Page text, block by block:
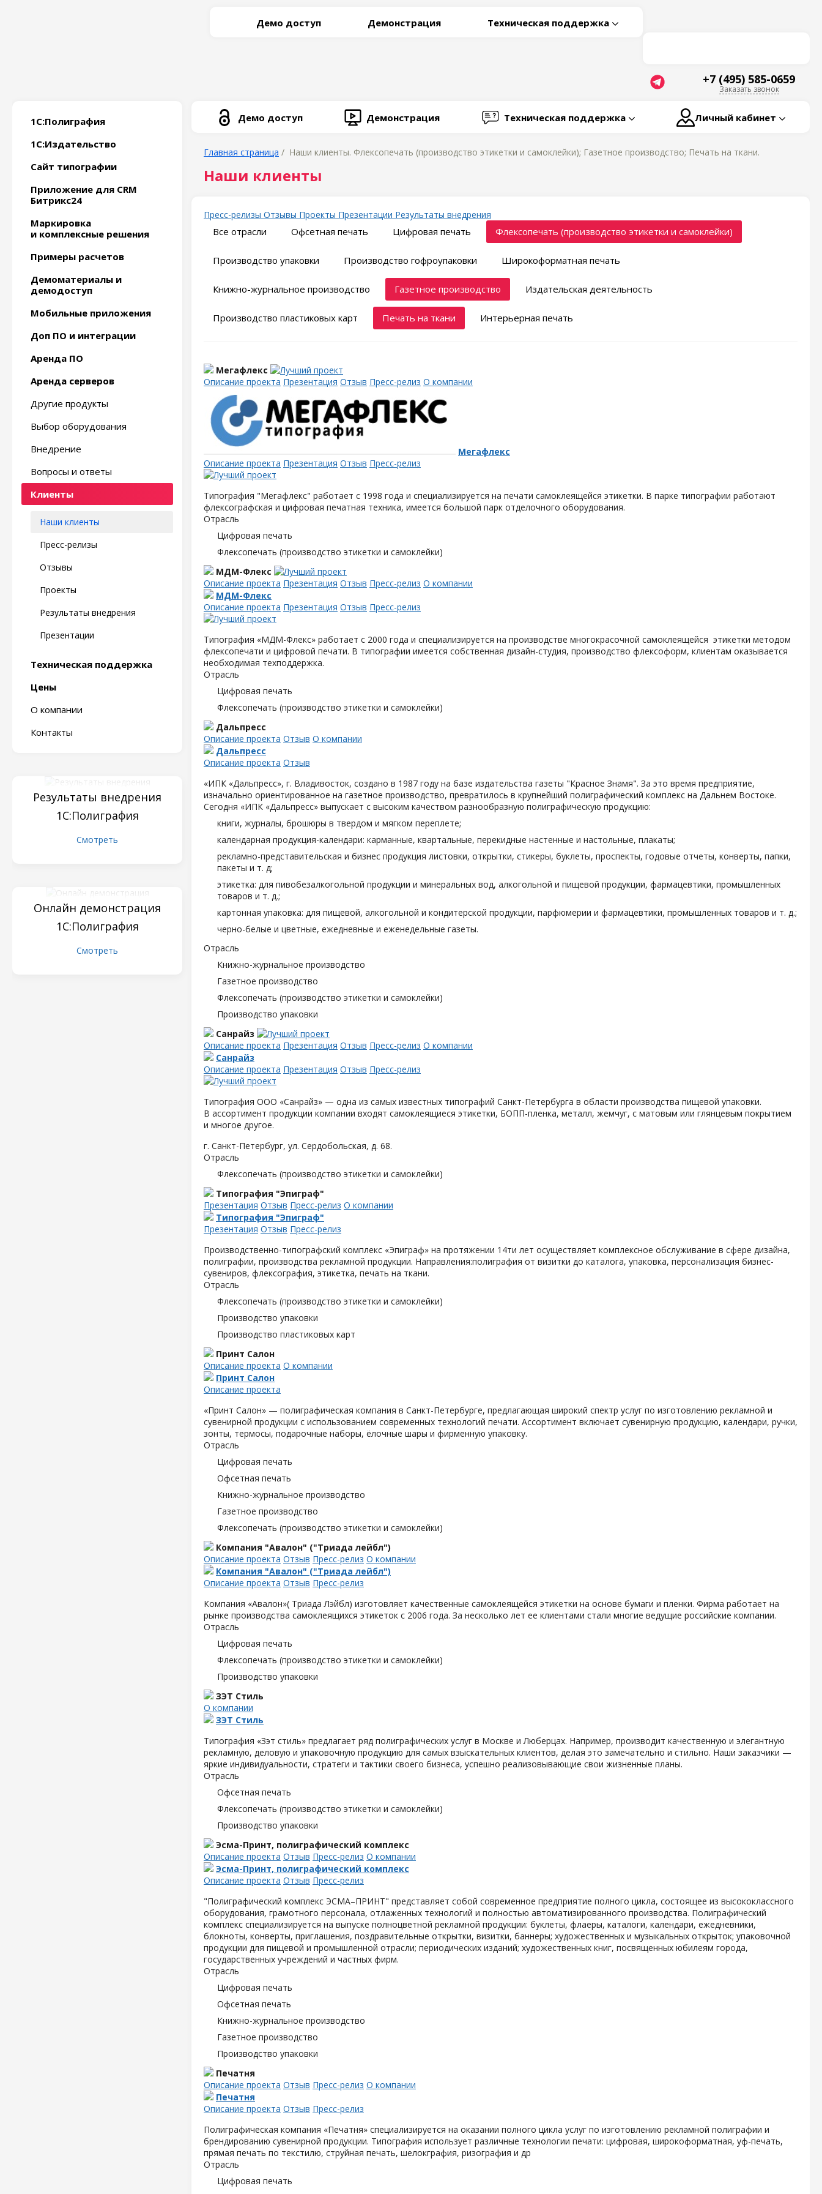
Демо доступ Демонстрация Техническая поддержка
+7 (495) 585-0659
Заказать звонок
1С:Полиграфия
1С:Издательство
Сайт типографии
Приложение для CRM
Битрикс24
Маркировка
и комплексные решения
Примеры расчетов
Демоматериалы и
демодоступ
Мобильные приложения
Доп ПО и интеграции
Аренда ПО
Аренда серверов
Другие продукты
Выбор оборудования
Внедрение
Вопросы и ответы
Клиенты
Наши клиенты
Пресс-релизы
Отзывы
Проекты
Результаты внедрения
Презентации
Техническая поддержка
Цены
О компании
Контакты
Результаты внедрения
1С:Полиграфия
Смотреть
Онлайн демонстрация
1С:Полиграфия
Смотреть
Демо доступ Демонстрация Техническая поддержка Личный кабинет
Главная страница / Наши клиенты. Флексопечать (производство этикетки и самоклейки); Газетное производство; Печать на ткани.
Наши клиенты
Пресс-релизы Отзывы Проекты Презентации Результаты внедрения
Все отрасли Офсетная печать Цифровая печать Флексопечать (производство этикетки и самоклейки)
Производство упаковки Производство гофроупаковки Широкоформатная печать
Книжно-журнальное производство Газетное производство Издательская деятельность
Производство пластиковых карт Печать на ткани Интерьерная печать
Мегафлекс
Описание проекта Презентация Отзыв Пресс-релиз О компании
Мегафлекс
Описание проекта Презентация Отзыв Пресс-релиз
Типография "Мегафлекс" работает с 1998 года и специализируется на печати самоклеящейся этикетки. В парке типографии работают
флексографская и цифровая печатная техника, имеется большой парк отделочного оборудования.
Отрасль
Цифровая печать
Флексопечать (производство этикетки и самоклейки)
МДМ-Флекс
Описание проекта Презентация Отзыв Пресс-релиз О компании
МДМ-Флекс
Описание проекта Презентация Отзыв Пресс-релиз
Типография «МДМ-Флекс» работает с 2000 года и специализируется на производстве многокрасочной самоклеящейся этикетки методом
флексопечати и цифровой печати. В типографии имеется собственная дизайн-студия, производство флексоформ, клиентам оказывается
необходимая техподдержка.
Отрасль
Цифровая печать
Флексопечать (производство этикетки и самоклейки)
Дальпресс
Описание проекта Отзыв О компании
Дальпресс
Описание проекта Отзыв
«ИПК «Дальпресс», г. Владивосток, создано в 1987 году на базе издательства газеты "Красное Знамя". За это время предприятие,
изначально ориентированное на газетное производство, превратилось в крупнейший полиграфический комплекс на Дальнем Востоке.
Сегодня «ИПК «Дальпресс» выпускает с высоким качеством разнообразную полиграфическую продукцию:
книги, журналы, брошюры в твердом и мягком переплете;
календарная продукция-календари: карманные, квартальные, перекидные настенные и настольные, плакаты;
рекламно-представительская и бизнес продукция листовки, открытки, стикеры, буклеты, проспекты, годовые отчеты, конверты, папки,
пакеты и т. д;
этикетка: для пивобезалкогольной продукции и минеральных вод, алкогольной и пищевой продукции, фармацевтики, промышленных
товаров и т. д.;
картонная упаковка: для пищевой, алкогольной и кондитерской продукции, парфюмерии и фармацевтики, промышленных товаров и т. д.;
черно-белые и цветные, ежедневные и еженедельные газеты.
Отрасль
Книжно-журнальное производство
Газетное производство
Флексопечать (производство этикетки и самоклейки)
Производство упаковки
Санрайз
Описание проекта Презентация Отзыв Пресс-релиз О компании
Санрайз
Описание проекта Презентация Отзыв Пресс-релиз
Типография ООО «Санрайз» — одна из самых известных типографий Санкт-Петербурга в области производства пищевой упаковки.
В ассортимент продукции компании входят самоклеящиеся этикетки, БОПП-пленка, металл, жемчуг, с матовым или глянцевым покрытием
и многое другое.
г. Санкт-Петербург, ул. Сердобольская, д. 68.
Отрасль
Флексопечать (производство этикетки и самоклейки)
Типография "Эпиграф"
Презентация Отзыв Пресс-релиз О компании
Типография "Эпиграф"
Презентация Отзыв Пресс-релиз
Производственно-типографский комплекс «Эпиграф» на протяжении 14ти лет осуществляет комплексное обслуживание в сфере дизайна,
полиграфии, производства рекламной продукции. Направления:полиграфия от визитки до каталога, упаковка, персонализация бизнес-
сувениров, флексография, этикетка, печать на ткани.
Отрасль
Флексопечать (производство этикетки и самоклейки)
Производство упаковки
Производство пластиковых карт
Принт Салон
Описание проекта О компании
Принт Салон
Описание проекта
«Принт Салон» — полиграфическая компания в Санкт-Петербурге, предлагающая широкий спектр услуг по изготовлению рекламной и
сувенирной продукции с использованием современных технологий печати. Ассортимент включает сувенирную продукцию, календари, ручки,
зонты, термосы, подарочные наборы, ёлочные шары и фирменную упаковку.
Отрасль
Цифровая печать
Офсетная печать
Книжно-журнальное производство
Газетное производство
Флексопечать (производство этикетки и самоклейки)
Компания "Авалон" ("Триада лейбл")
Описание проекта Отзыв Пресс-релиз О компании
Компания "Авалон" ("Триада лейбл")
Описание проекта Отзыв Пресс-релиз
Компания «Авалон»( Триада Лэйбл) изготовляет качественные самоклеящейся этикетки на основе бумаги и пленки. Фирма работает на
рынке производства самоклеящихся этикеток с 2006 года. За несколько лет ее клиентами стали многие ведущие российские компании.
Отрасль
Цифровая печать
Флексопечать (производство этикетки и самоклейки)
Производство упаковки
ЗЭТ Стиль
О компании
ЗЭТ Стиль
Типография «Зэт cтиль» предлагает ряд полиграфических услуг в Москве и Люберцах. Например, производит качественную и элегантную
рекламную, деловую и упаковочную продукцию для самых взыскательных клиентов, делая это замечательно и стильно. Наши заказчики —
яркие индивидуальности, стратеги и тактики своего бизнеса, успешно реализовывающие свои жизненные планы.
Отрасль
Офсетная печать
Флексопечать (производство этикетки и самоклейки)
Производство упаковки
Эсма-Принт, полиграфический комплекс
Описание проекта Отзыв Пресс-релиз О компании
Эсма-Принт, полиграфический комплекс
Описание проекта Отзыв Пресс-релиз
"Полиграфический комплекс ЭСМА–ПРИНТ" представляет собой современное предприятие полного цикла, состоящее из высококлассного
оборудования, грамотного персонала, отлаженных технологий и полностью автоматизированного производства. Полиграфический
комплекс специализируется на выпуске полноцветной рекламной продукции: буклеты, флаеры, каталоги, календари, ежедневники,
блокноты, конверты, приглашения, поздравительные открытки, визитки, баннеры; художественных и музыкальных открыток; упаковочной
продукции для пищевой и промышленной отрасли; периодических изданий; художественных книг, посвященных юбилеям города,
государственных учреждений и частных фирм.
Отрасль
Цифровая печать
Офсетная печать
Книжно-журнальное производство
Газетное производство
Производство упаковки
Печатня
Описание проекта Отзыв Пресс-релиз О компании
Печатня
Описание проекта Отзыв Пресс-релиз
Полиграфическая компания «Печатня» специализируется на оказании полного цикла услуг по изготовлению рекламной полиграфии и
брендированию сувенирной продукции. Типография использует различные технологии печати: цифровая, широкоформатная, уф-печать,
прямая печать по текстилю, струйная печать, шелокграфия, ризография и др
Отрасль
Цифровая печать